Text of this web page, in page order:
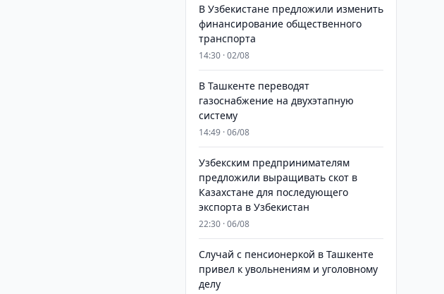
В Узбекистане предложили изменить
финансирование общественного
транспорта
14:30 · 02/08
В Ташкенте переводят
газоснабжение на двухэтапную
систему
14:49 · 06/08
Узбекским предпринимателям
предложили выращивать скот в
Казахстане для последующего
экспорта в Узбекистан
22:30 · 06/08
Случай с пенсионеркой в Ташкенте
привел к увольнениям и уголовному
делу